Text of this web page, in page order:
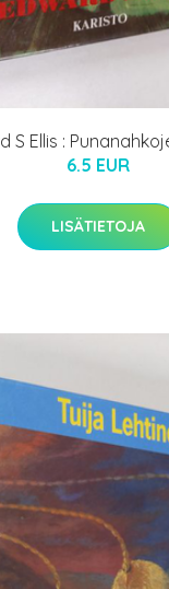
S Ellis :
6.5 EUR
LISÄTIETOJA